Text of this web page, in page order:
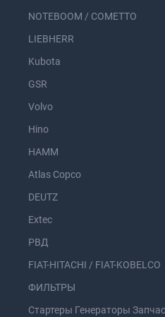
NOTEBOOM / COMETTO
LIEBHERR
Kubota
GSR
Volvo
Hino
HAMM
Atlas Copco
DEUTZ
Extec
РВД
FIAT-HITACHI / FIAT-KOBELCO
ФИЛЬТРЫ
Стартеры Генераторы